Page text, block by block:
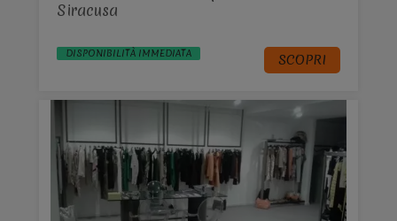
Siracusa
DISPONIBILITÀ IMMEDIATA SCOPRI